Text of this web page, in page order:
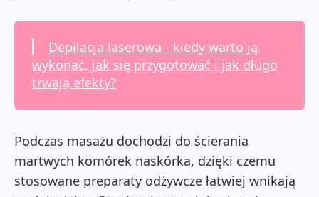
Depilacja laserowa - kiedy warto ją
wykonać, jak się przygotować i jak długo
trwają efekty?
Podczas masażu dochodzi do ścierania
martwych komórek naskórka, dzięki czemu
stosowane preparaty odżywcze łatwiej wnikają